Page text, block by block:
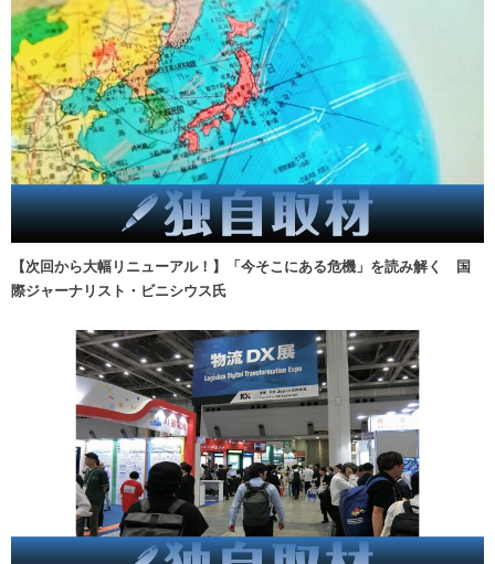
【次回から大幅リニューアル！】「今そこにある危機」を読み解く 国
際ジャーナリスト・ビニシウス氏